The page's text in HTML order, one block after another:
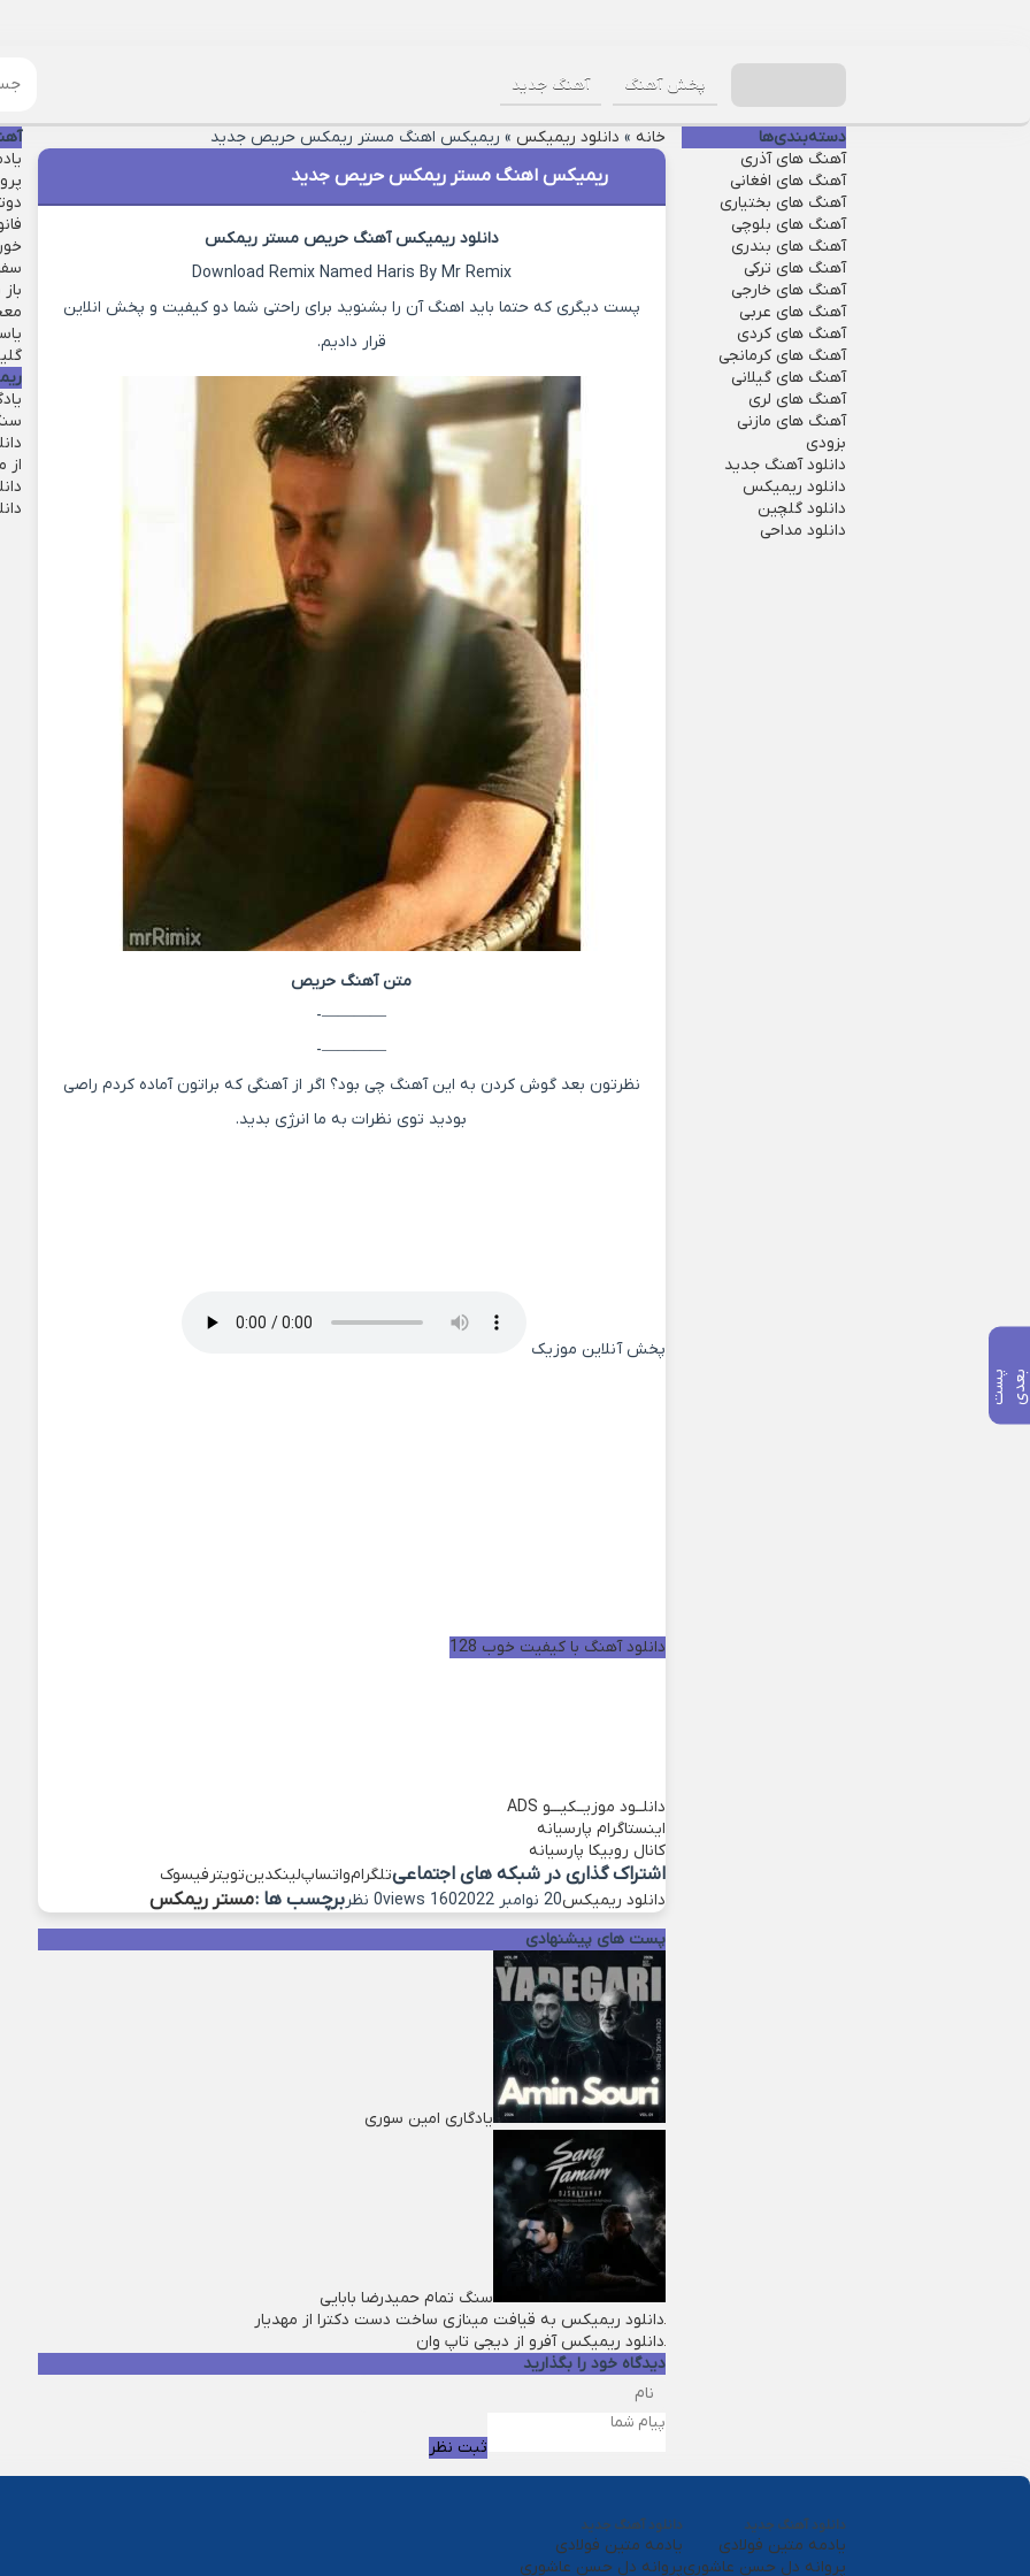
پخش آهنگ آهنگ جدید
خانه » دانلود ریمیکس » ریمیکس اهنگ مستر ریمکس حریص جدید
پ
س
ت
ب
ع
د ی
ریمیکس اهنگ مستر ریمکس حریص جدید
دانلود ریمیکس آهنگ حریص مستر ریمکس
Download Remix Named Haris By Mr Remix
پست دیگری که حتما باید اهنگ آن را بشنوید برای راحتی شما دو کیفیت و پخش انلاین
قرار دادیم.
متن آهنگ حریص
————-
————-
نظرتون بعد گوش کردن به این آهنگ چی بود؟ اگر از آهنگی که براتون آماده کردم راصی
بودید توی نظرات به ما انرژی بدید.
پخش آنلاین موزیک
دانلود آهنگ با کیفیت خوب 128
دانلــود موزیــکیـــو ADS
اینستاگرام پارسیانه
کانال روبیکا پارسیانه
اشتراک گذاری در شبکه های اجتماعیتلگرامواتساپلینکدینتویتر فیسوک
دانلود ریمیکس20 نوامبر 2022 160 views 0 نظر برچسب ها :مستر ریمکس
پست های پیشنهادی
یادگاری امین سوری
سنگ تمام حمیدرضا بابایی
دانلود ریمیکس به قیافت مینازی ساخت دست دکترا از مهدیار
دانلود ریمیکس آفرو از ديجی تاپ وان
دیدگاه خود را بگذارید
ثبت نظر
دسته‌بندی‌ها
آهنگ های آذری
آهنگ های افغانی
آهنگ های بختیاری
آهنگ های بلوچی
آهنگ های بندری
آهنگ های ترکی
آهنگ های خارجی
آهنگ های عربی
آهنگ های کردی
آهنگ های کرمانجی
آهنگ های گیلانی
آهنگ های لری
آهنگ های مازنی
بزودی
دانلود آهنگ جدید
دانلود ریمیکس
دانلود گلچین
دانلود مداحی
از
دانلود آهنگ جدید
یادمه متین فولادی
پروانه دل حسن عاشوری
دانلود آهنگ جدید
یادمه متین فولادی
پروانه دل حسن عاشوری